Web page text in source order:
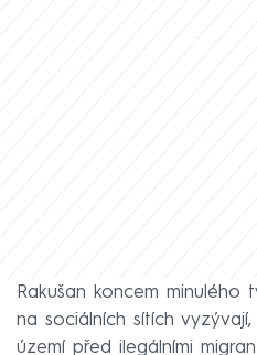
Rakušan koncem minulého
na sociálních sítích
území před ilegálními